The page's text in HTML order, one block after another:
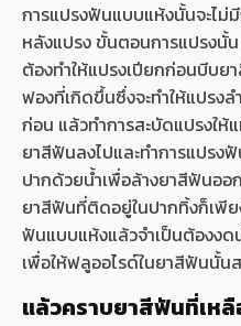
การแปรงฟันแบบแห้งนั้นจะไม่
หลังแปรง ขั้นตอนการแปรงนั้น
ต้องทำให้แปรงเปียกก่อนบีบ
ฟองที่เกิดขึ้นซึ่งจะทำให้แปรง
ก่อน แล้วทำการสะบัดแปรงให้
ยาสีฟันลงไปและทำการแปร
ปากด้วยน้ำเพื่อล้างยาสีฟันออ
ยาสีฟันที่ติดอยู่ในปากทิ้งก็เพีย
ฟันแบบแห้งแล้วจำเป็นต้องงด
เพื่อให้ฟลูออไรด์ในยาสีฟันนั้น
แล้วคราบยาสีฟันที่เหลื